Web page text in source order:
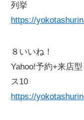
列挙
https://
８いいね！
Yahoo!予約+来店
ス10
https://